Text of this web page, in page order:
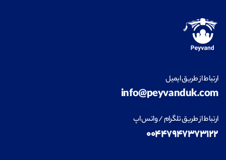
ارتباط از طریق ایمیل
info@peyvanduk.com
ارتباط از طریق تلگرام / واتس اپ
۰۰۴۴۷۹۴۷۳۷۳۱۲۲